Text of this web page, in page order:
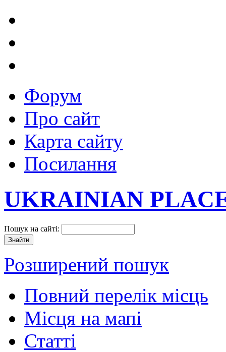
Форум
Про сайт
Карта сайту
Посилання
UKRAINIAN
Пошук на сайті:
Розширений пошук
Повний перелік місць
Місця на мапі
Статті